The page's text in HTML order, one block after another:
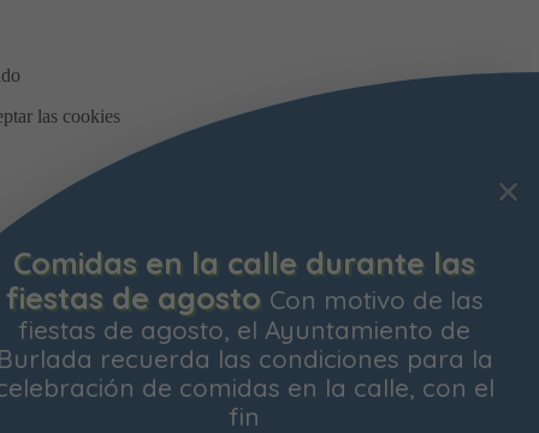
Bonificación de la Contribución
TerritorialYa está abierto el plazo para
solicitar la bonificación del Impuesto de
Contribución Territorial para el próximo
ejercicio. Las personas propietarias de su
vivienda habitual